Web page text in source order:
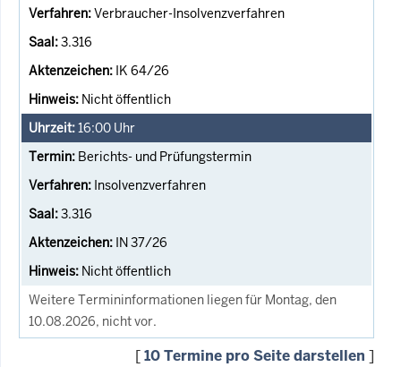
Verbraucher-Insolvenzverfahren
3.316
IK 64/26
Nicht öffentlich
16:00 Uhr
Berichts- und Prüfungstermin
Insolvenzverfahren
3.316
IN 37/26
Nicht öffentlich
Weitere Termininformationen liegen für Montag, den
10.08.2026, nicht vor.
[10 Termine pro Seite darstellen ]